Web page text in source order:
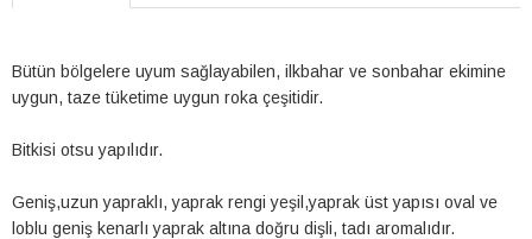
Bütün bölgelere uyum sağlayabilen, ilkbahar ve sonbahar ekimine
uygun, taze tüketime uygun roka çeşitidir.
Bitkisi otsu yapılıdır.
Geniş,uzun yapraklı, yaprak rengi yeşil,yaprak üst yapısı oval ve
loblu geniş kenarlı yaprak altına doğru dişli, tadı aromalıdır.